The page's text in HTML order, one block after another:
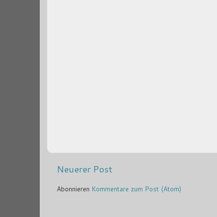
Neuerer Post
Abonnieren Kommentare zum Post (Atom)